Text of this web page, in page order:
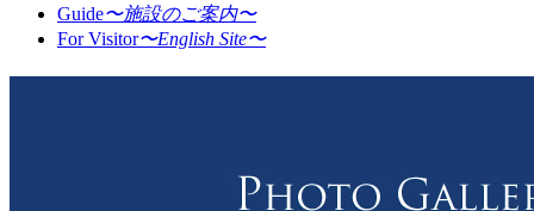
Guide〜施設のご案内〜
For Visitor〜English Site〜